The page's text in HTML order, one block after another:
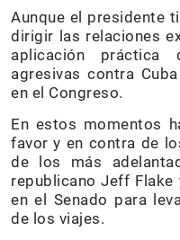
Aunque el presidente
dirigir las relaciones
aplicación práctica
agresivas contra
en el Congreso.
En estos momentos
favor y en contra de
de los más
republicano Jeff
en el Senado para
de los viajes.